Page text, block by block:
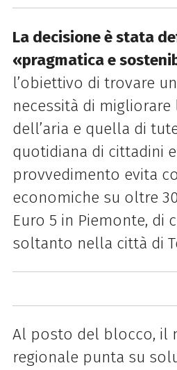
La decisione è stata
«pragmatica e
l’obiettivo di trovare
necessità di migliorare
dell’aria e quella di
quotidiana di cittadini
provvedimento evita
economiche su oltre
Euro 5 in Piemonte, di
soltanto nella città di
Al posto del blocco, il
regionale punta su